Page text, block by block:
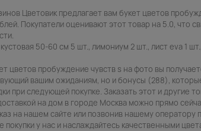
Цветовик предлагает вам букет цветов
Покупатели оценивают этот товар на 5.0, что
50-60 см 5 шт., лимониум 2 шт., лист eva 1
цветов пробуждение чувств s на фото вы
вашим ожиданиям, но и бонусы (288),
при следующей покупке. Заказать этот и другие
на дом в городе Москва можно прямо
на нашем сайте или позвонив нашему оператору
покупки у нас и наслаждайтесь качественными